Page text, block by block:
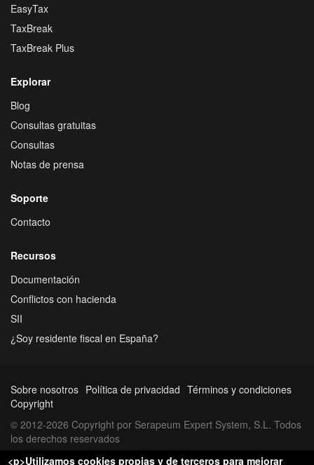
EasyTax
TaxBreak
TaxBreak Plus
Explorar
Blog
Consultas gratuitas
Consultas
Notas de prensa
Soporte
Contacto
Recursos
Documentación
Conflictos con hacienda
SII
¿Soy residente fiscal en España?
Sobre nosotros Política de privacidad Términos y condiciones
Copyright
© 2012-2026 Copyright por Serapeum Expert System, S.L. Todos
los derechos reservados
<p>Utilizamos cookies propias y de terceros para mejorar